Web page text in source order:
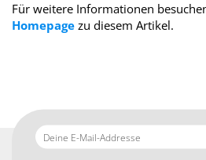
Für weitere Informationen
Homepage zu diesem Artikel.
Deine
E-